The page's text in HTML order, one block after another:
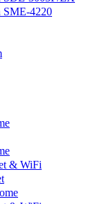
SME-4220
& WiFi